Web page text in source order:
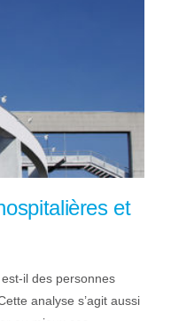
et
il des personnes
analyse s’agit aussi